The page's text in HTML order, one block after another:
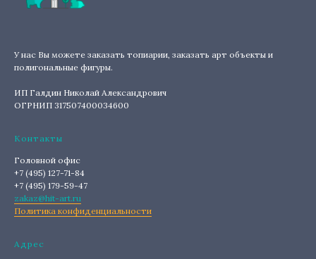
У нас Вы можете заказать топиарии, заказать арт объекты и
полигональные фигуры.
ИП Галдин Николай Александрович
ОГРНИП 317507400034600
Контакты
Головной офис
+7 (495) 127-71-84
+7 (495) 179-59-47
zakaz@hit-art.ru
Политика конфиденциальности
Адрес